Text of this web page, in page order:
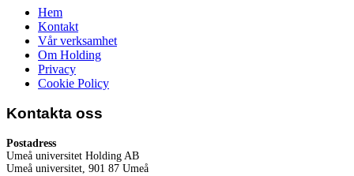
Hem
Kontakt
Vår verksamhet
Om Holding
Privacy
Cookie Policy
Kontakta oss
Postadress
Umeå universitet Holding AB
Umeå universitet, 901 87 Umeå